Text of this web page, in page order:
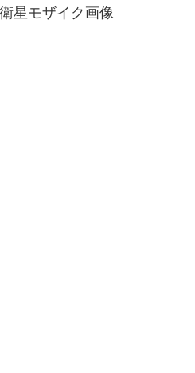
星モザイク画像